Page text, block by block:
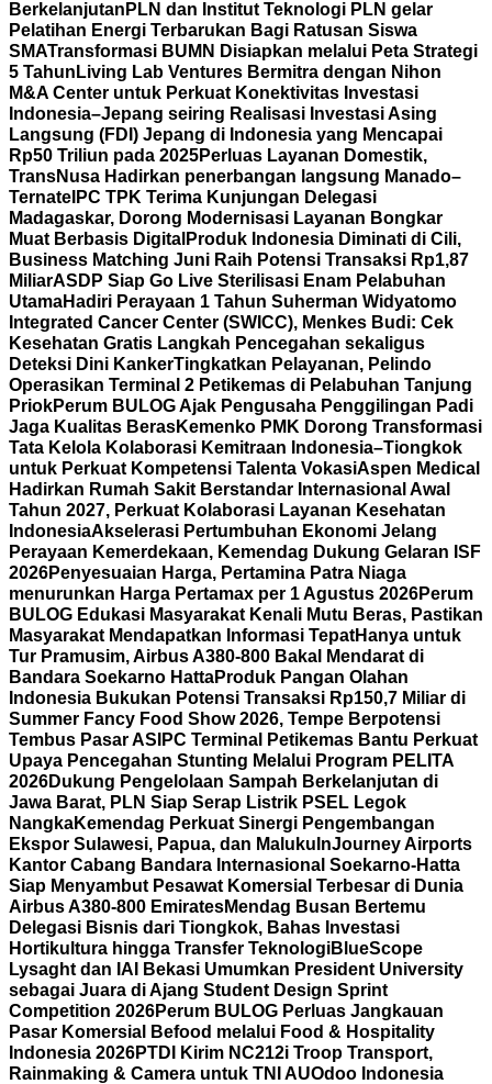
Berkelanjutan PLN dan Institut Teknologi PLN gelar
Pelatihan Energi Terbarukan Bagi Ratusan Siswa
SMATransformasi BUMN Disiapkan melalui Peta Strategi
5 Tahun Living Lab Ventures Bermitra dengan Nihon
M&A Center untuk Perkuat Konektivitas Investasi
Indonesia–Jepang seiring Realisasi Investasi Asing
Langsung (FDI) Jepang di Indonesia yang Mencapai
Rp50 Triliun pada 2025Perluas Layanan Domestik,
TransNusa Hadirkan penerbangan langsung Manado–
Ternate IPC TPK Terima Kunjungan Delegasi
Madagaskar, Dorong Modernisasi Layanan Bongkar
Muat Berbasis Digital Produk Indonesia Diminati di Cili,
Business Matching Juni Raih Potensi Transaksi Rp1,87
MiliarASDP Siap Go Live Sterilisasi Enam Pelabuhan
UtamaHadiri Perayaan 1 Tahun Suherman Widyatomo
Integrated Cancer Center (SWICC), Menkes Budi: Cek
Kesehatan Gratis Langkah Pencegahan sekaligus
Deteksi Dini KankerTingkatkan Pelayanan, Pelindo
Operasikan Terminal 2 Petikemas di Pelabuhan Tanjung
PriokPerum BULOG Ajak Pengusaha Penggilingan Padi
Jaga Kualitas BerasKemenko PMK Dorong Transformasi
Tata Kelola Kolaborasi Kemitraan Indonesia–Tiongkok
untuk Perkuat Kompetensi Talenta VokasiAspen Medical
Hadirkan Rumah Sakit Berstandar Internasional Awal
Tahun 2027, Perkuat Kolaborasi Layanan Kesehatan
IndonesiaAkselerasi Pertumbuhan Ekonomi Jelang
Perayaan Kemerdekaan, Kemendag Dukung Gelaran ISF
2026Penyesuaian Harga, Pertamina Patra Niaga
menurunkan Harga Pertamax per 1 Agustus 2026Perum
BULOG Edukasi Masyarakat Kenali Mutu Beras, Pastikan
Masyarakat Mendapatkan Informasi TepatHanya untuk
Tur Pramusim, Airbus A380-800 Bakal Mendarat di
Bandara Soekarno HattaProduk Pangan Olahan
Indonesia Bukukan Potensi Transaksi Rp150,7 Miliar di
Summer Fancy Food Show 2026, Tempe Berpotensi
Tembus Pasar AS IPC Terminal Petikemas Bantu Perkuat
Upaya Pencegahan Stunting Melalui Program PELITA
2026Dukung Pengelolaan Sampah Berkelanjutan di
Jawa Barat, PLN Siap Serap Listrik PSEL Legok
NangkaKemendag Perkuat Sinergi Pengembangan
Ekspor Sulawesi, Papua, dan Maluku InJourney Airports
Kantor Cabang Bandara Internasional Soekarno-Hatta
Siap Menyambut Pesawat Komersial Terbesar di Dunia
Airbus A380-800 EmiratesMendag Busan Bertemu
Delegasi Bisnis dari Tiongkok, Bahas Investasi
Hortikultura hingga Transfer TeknologiBlueScope
Lysaght dan IAI Bekasi Umumkan President University
sebagai Juara di Ajang Student Design Sprint
Competition 2026Perum BULOG Perluas Jangkauan
Pasar Komersial Befood melalui Food & Hospitality
Indonesia 2026PTDI Kirim NC212i Troop Transport,
Rainmaking & Camera untuk TNI AUOdoo Indonesia